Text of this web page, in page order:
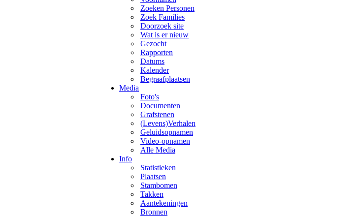
Zoeken Personen
Zoek Families
Doorzoek site
Wat is er nieuw
Gezocht
Rapporten
Datums
Kalender
Begraafplaatsen
Media
Foto's
Documenten
Grafstenen
(Levens)Verhalen
Geluidsopnamen
Video-opnamen
Alle Media
Info
Statistieken
Plaatsen
Stambomen
Takken
Aantekeningen
Bronnen